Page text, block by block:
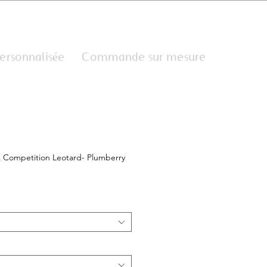
Commande sur mesure
Leotard- Plumberry